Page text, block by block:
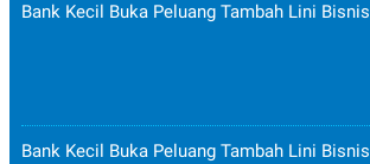
Bank Kecil Buka Peluang Tambah Lini Bisnis
Bank Kecil Buka Peluang Tambah Lini Bisnis